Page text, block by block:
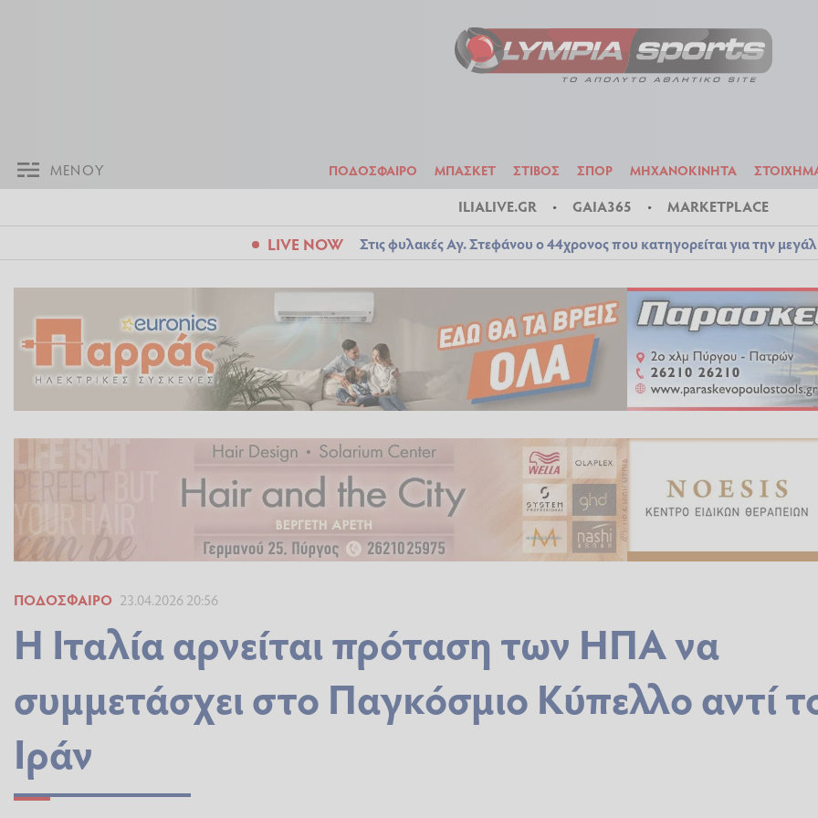
ΜΕΝΟΥ ΠΟΔΟΣΦΑΙΡΟ ΜΠΑΣΚΕΤ ΣΤΙΒΟΣ ΣΠΟΡ ΜΗΧΑΝΟΚΙΝΗΤΑ
ILIALIVE.GR GAIA365 MARKETPLACE
LIVE NOW Στις φυλακές Αγ. Στεφάνου ο 44χρονος που κατηγορείται για την
ΠΟΔΟΣΦΑΙΡΟ ΜΠΑΣΚΕΤ ΣΤΙΒΟΣ ΣΠΟΡ ΜΗΧΑΝΟΚΙΝΗΤΑ
ΠΟΔΌΣΦΑΙΡΟ 23.04.2026 20:56
Η Ιταλία αρνείται πρόταση των ΗΠΑ να
συμμετάσχει στο Παγκόσμιο Κύπελλο αντί
Ιράν